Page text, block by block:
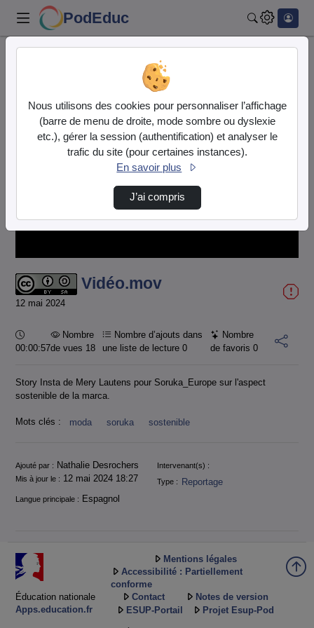
PodEduc
Vidéo.mov
Lire
la
vidéo
Vidéo.mov
12 mai 2024
Durée :
00:00:57
Nombre
de vues 18
Nombre d’ajouts dans
une liste de lecture0
Nombre
de favoris 0
Story Insta de Mery Lautens pour Soruka_Europe sur l'aspect
sostenible de la marca.
Mots clés : moda soruka sostenible
Informations
Ajouté par : Nathalie Desrochers
Intervenant(s) :
Mis à jour le : 12 mai 2024 18:27 Type : Reportage
Langue principale : Espagnol
Éducation nationale
Apps.education.fr
Mentions légales
Accessibilité : Partiellement
conforme
Contact
Notes de version
ESUP-Portail
Projet Esup-Pod
Nous utilisons des cookies pour personnaliser l’affichage
(barre de menu de droite, mode sombre ou dyslexie
etc.), gérer la session (authentification) et analyser le
trafic du site (pour certaines instances).
En savoir plus
J’ai compris